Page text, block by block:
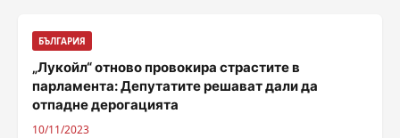
БЪЛГАРИЯ
„Лукойл“ отново провокира страстите в
парламента: Депутатите решават дали да
отпадне дерогацията
10/11/2023